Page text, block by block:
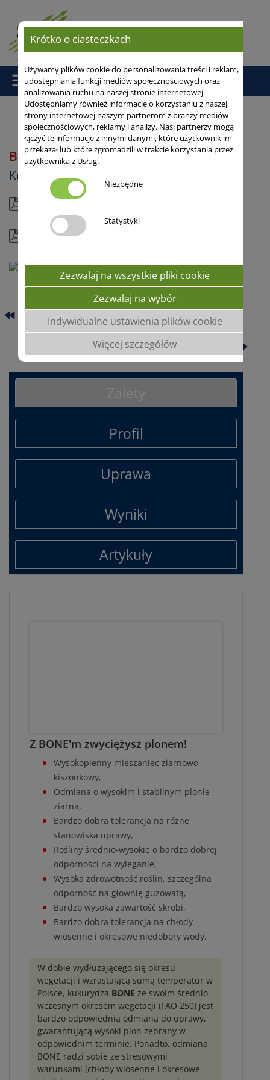
Strona główna/Kukurydza/ BONE
BONEFAO 250
Kukurydza
Kompletny profil
BARINGTON
Profil
Uprawa
Wyniki
Artykuły
Z BONE'm zwyciężysz plonem!
Wysokoplenny mieszaniec ziarnowo-
kiszonkowy,
Odmiana o wysokim i stabilnym plonie
ziarna,
Bardzo dobra tolerancja na różne
stanowiska uprawy,
Rośliny średnio-wysokie o bardzo dobrej
odporności na wyleganie,
Wysoka zdrowotność roślin, szczególna
odporność na głownię guzowatą,
Bardzo wysoka zawartość skrobi,
Bardzo dobra tolerancja na chłody
wiosenne i okresowe niedobory wody.
W dobie wydłużającego się okresu
wegetacji i wzrastającą sumą temperatur w
Polsce, kukurydza BONE ze swoim średnio-
wczesnym okresem wegetacji (FAO 250) jest
bardzo odpowiednią odmianą do uprawy,
gwarantującą wysoki plon zebrany w
odpowiednim terminie. Ponadto, odmiana
BONE radzi sobie ze stresowymi
warunkami (chłody wiosenne i okresowe
Krótko o ciasteczkach
Używamy plików cookie do personalizowania treści i reklam,
udostępniania funkcji mediów społecznościowych oraz
analizowania ruchu na naszej stronie internetowej.
Udostępniamy również informacje o korzystaniu z naszej
strony internetowej naszym partnerom z branży mediów
społecznościowych, reklamy i analizy. Nasi partnerzy mogą
łączyć te informacje z innymi danymi, które użytkownik im
przekazał lub które zgromadzili w trakcie korzystania przez
użytkownika z Usług.
Niezbędne
Statystyki
Zezwalaj na wszystkie pliki cookie
Zezwalaj na wybór
Indywidualne ustawienia plików cookie
Więcej szczegółów